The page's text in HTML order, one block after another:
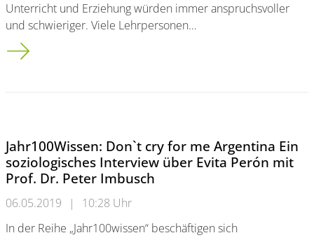
Unterricht und Erziehung würden immer anspruchsvoller
und schwieriger. Viele Lehrpersonen…
Schule zwischen Überlastung und Anpassungsdruck:<br /
Jahr100Wissen: Don`t cry for me Argentina Ein
soziologisches Interview über Evita Perón mit
Prof. Dr. Peter Imbusch
06.05.2019 |
10:28 Uhr
In der Reihe „Jahr100wissen“ beschäftigen sich